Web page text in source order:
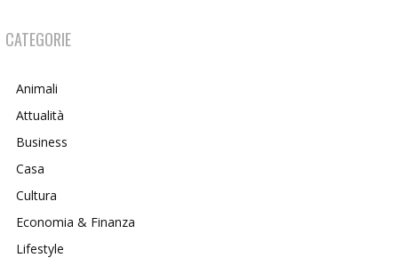
CATEGORIE
Animali
Attualità
Business
Casa
Cultura
Economia & Finanza
Lifestyle